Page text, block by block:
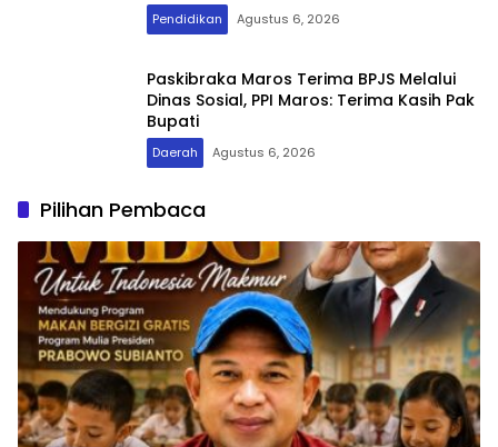
Pendidikan Agustus 6, 2026
Paskibraka Maros Terima BPJS Melalui
Dinas Sosial, PPI Maros: Terima Kasih Pak
Bupati
Daerah Agustus 6, 2026
Pilihan Pembaca